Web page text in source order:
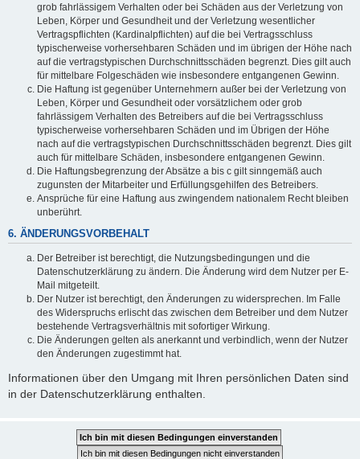
grob fahrlässigem Verhalten oder bei Schäden aus der Verletzung von
Leben, Körper und Gesundheit und der Verletzung wesentlicher
Vertragspflichten (Kardinalpflichten) auf die bei Vertragsschluss
typischerweise vorhersehbaren Schäden und im übrigen der Höhe nach
auf die vertragstypischen Durchschnittsschäden begrenzt. Dies gilt auch
für mittelbare Folgeschäden wie insbesondere entgangenen Gewinn.
Die Haftung ist gegenüber Unternehmern außer bei der Verletzung von
Leben, Körper und Gesundheit oder vorsätzlichem oder grob
fahrlässigem Verhalten des Betreibers auf die bei Vertragsschluss
typischerweise vorhersehbaren Schäden und im Übrigen der Höhe
nach auf die vertragstypischen Durchschnittsschäden begrenzt. Dies gilt
auch für mittelbare Schäden, insbesondere entgangenen Gewinn.
Die Haftungsbegrenzung der Absätze a bis c gilt sinngemäß auch
zugunsten der Mitarbeiter und Erfüllungsgehilfen des Betreibers.
Ansprüche für eine Haftung aus zwingendem nationalem Recht bleiben
unberührt.
6. ÄNDERUNGSVORBEHALT
Der Betreiber ist berechtigt, die Nutzungsbedingungen und die
Datenschutzerklärung zu ändern. Die Änderung wird dem Nutzer per E-
Mail mitgeteilt.
Der Nutzer ist berechtigt, den Änderungen zu widersprechen. Im Falle
des Widerspruchs erlischt das zwischen dem Betreiber und dem Nutzer
bestehende Vertragsverhältnis mit sofortiger Wirkung.
Die Änderungen gelten als anerkannt und verbindlich, wenn der Nutzer
den Änderungen zugestimmt hat.
Informationen über den Umgang mit Ihren persönlichen Daten sind
in der Datenschutzerklärung enthalten.